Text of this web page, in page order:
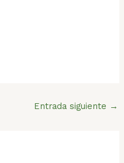
Entrada siguiente →